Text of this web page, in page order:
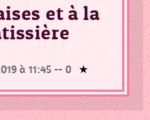
et à la
à 11:45 -- 0